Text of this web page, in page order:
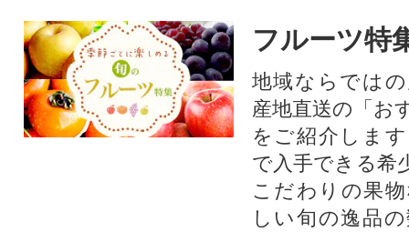
フルーツ特
地域ならでは
産地直送の「お
をご紹介しま
で入手できる希
こだわりの果
しい旬の逸品